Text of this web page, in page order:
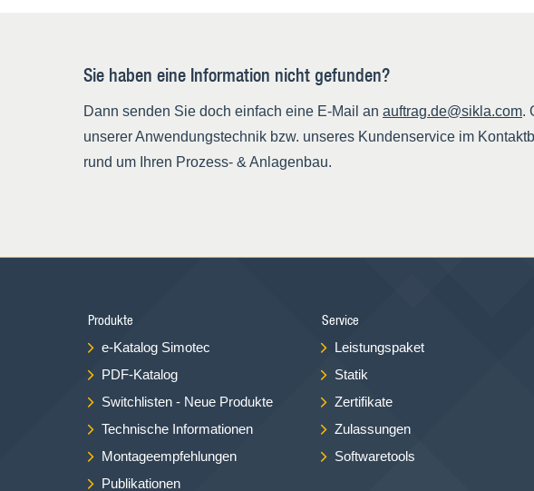
Sie haben eine Information nicht gefunden?
Dann senden Sie doch einfach eine E-Mail an auftrag.de@sikla.com.
unserer Anwendungstechnik bzw. unseres Kundenservice im
rund um Ihren Prozess- & Anlagenbau.
Produkte
e-Katalog Simotec
PDF-Katalog
Switchlisten - Neue Produkte
Technische Informationen
Montageempfehlungen
Publikationen
Service
Leistungspaket
Statik
Zertifikate
Zulassungen
Softwaretools